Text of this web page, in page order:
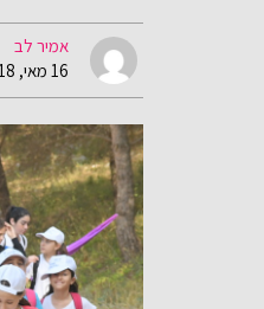
אמיר לב
16 מאי, 2018 15:47